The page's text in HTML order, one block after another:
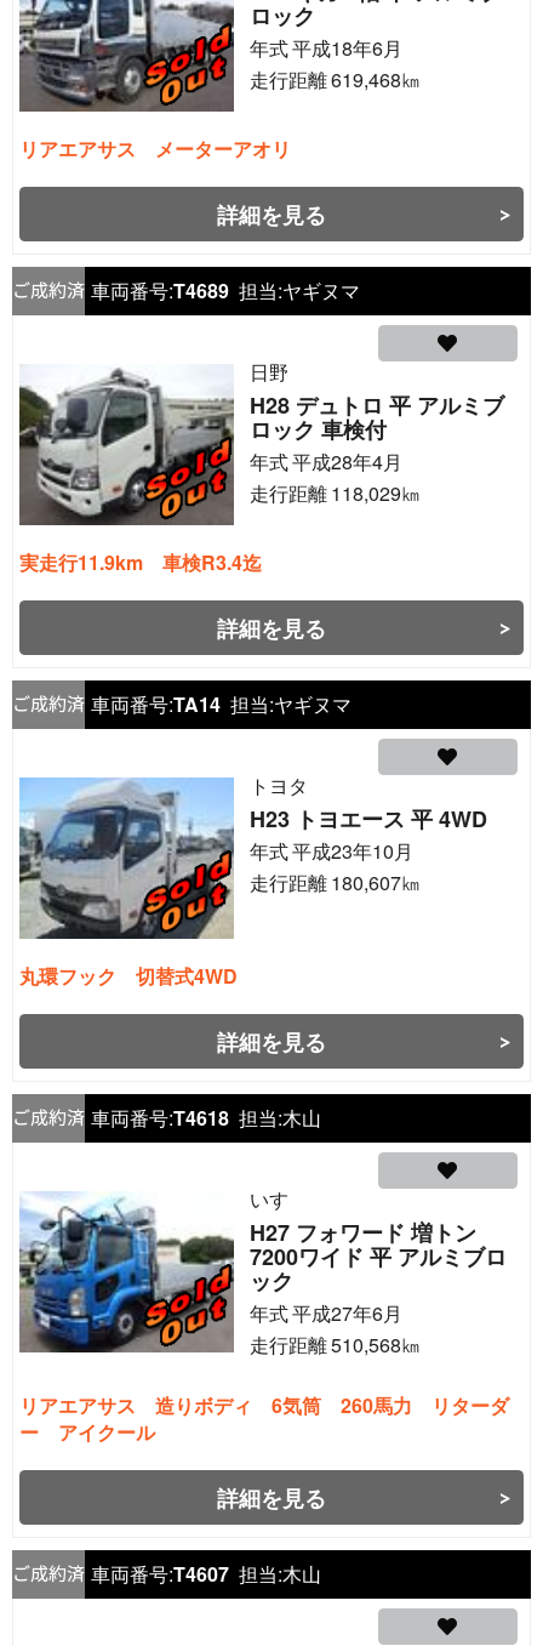
ロック
年式平成18年6月
走行距離619,468㎞
リアエアサス メーターアオリ
詳細を見る
車両番号:T4689 担当:ヤギヌマ
日野
H28 デュトロ 平 アルミブ
ロック 車検付
年式平成28年4月
走行距離118,029㎞
実走行11.9km 車検R3.4迄
詳細を見る
車両番号:TA14 担当:ヤギヌマ
トヨタ
H23 トヨエース 平 4WD
年式平成23年10月
走行距離180,607㎞
丸環フック 切替式4WD
詳細を見る
車両番号:T4618 担当:木山
いすゞ
H27 フォワード 増トン
7200ワイド 平 アルミブロ
ック
年式平成27年6月
走行距離510,568㎞
リアエアサス 造りボディ 6気筒 260馬力 リターダ
ー アイクール
詳細を見る
車両番号:T4607 担当:木山